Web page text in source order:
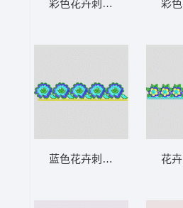
彩色花卉刺绣图案 条带状 水
蓝色花卉刺绣边饰 条带状 水
彩
花